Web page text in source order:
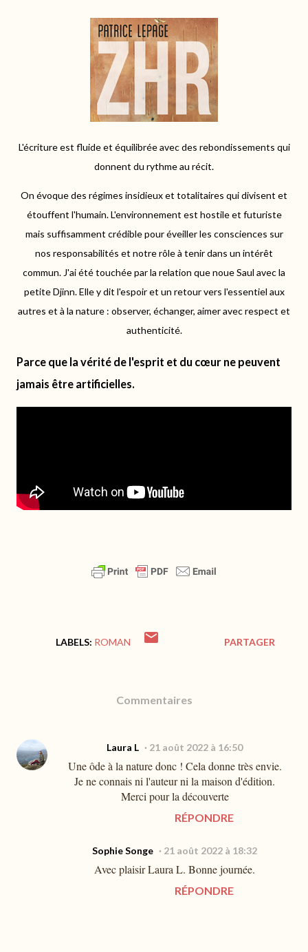
L'écriture est fluide et équilibrée avec des rebondissements qui
donnent du rythme au récit.
On évoque des régimes insidieux et totalitaires qui divisent et
étouffent l'humain. L'environnement est hostile et futuriste
mais suffisamment crédible pour éveiller les consciences sur
nos responsabilités et notre rôle à tenir dans un intérêt
commun. J'ai été touchée par la relation que noueSaul avec la
petite Djinn. Elle y dit l'espoir et un retour vers l'essentiel aux
autres et à la nature : observer, échanger, aimer avec respect et
authenticité.
Parce que la vérité de l'esprit et du cœur ne peuvent
jamais être artificielles.
LABELS: ROMAN PARTAGER
Commentaires
Laura L 21 août 2022 à 16:50
Une ôde à la nature donc ! Cela donne très envie.
Je ne connais ni l'auteur ni la maison d'édition.
Merci pour la découverte
RÉPONDRE
Sophie Songe 21 août 2022 à 18:32
Avec plaisir Laura L. Bonne journée.
RÉPONDRE